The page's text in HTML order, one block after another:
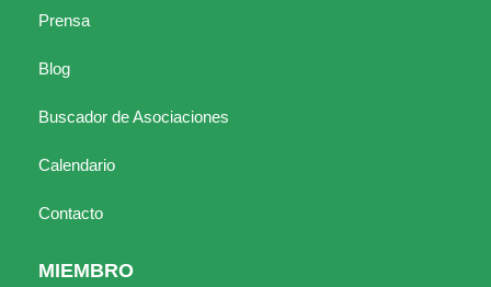
Prensa
Blog
Buscador de Asociaciones
Calendario
Contacto
MIEMBRO